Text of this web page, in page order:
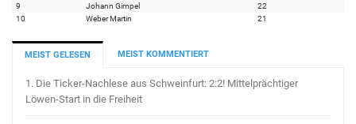
9
Johann Gimpel
22
10
Weber Martin 21
MEIST GELESEN MEIST KOMMENTIERT
1. Die Ticker-Nachlese aus Schweinfurt: 2:2! Mittelprächtiger
Löwen-Start in die Freiheit